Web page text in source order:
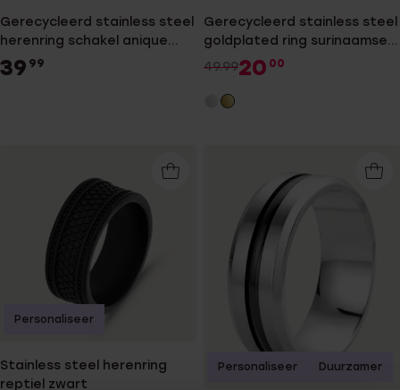
Gerecycleerd stainless steel
herenring schakel anique
finish
39 99
Gerecycleerd stainless steel
goldplated ring surinaamse
mattenklopper
49.9920 00
Stainless steel herenring
reptiel zwart
Personaliseer
Personaliseer Duurzamer